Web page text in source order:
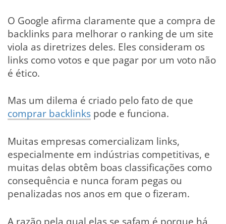
O Google afirma claramente que a compra de
backlinks para melhorar o ranking de um site
viola as diretrizes deles. Eles consideram os
links como votos e que pagar por um voto não
é ético.
Mas um dilema é criado pelo fato de que
comprar backlinks pode e funciona.
Muitas empresas comercializam links,
especialmente em indústrias competitivas, e
muitas delas obtêm boas classificações como
consequência e nunca foram pegas ou
penalizadas nos anos em que o fizeram.
A razão pela qual elas se safam é porque há